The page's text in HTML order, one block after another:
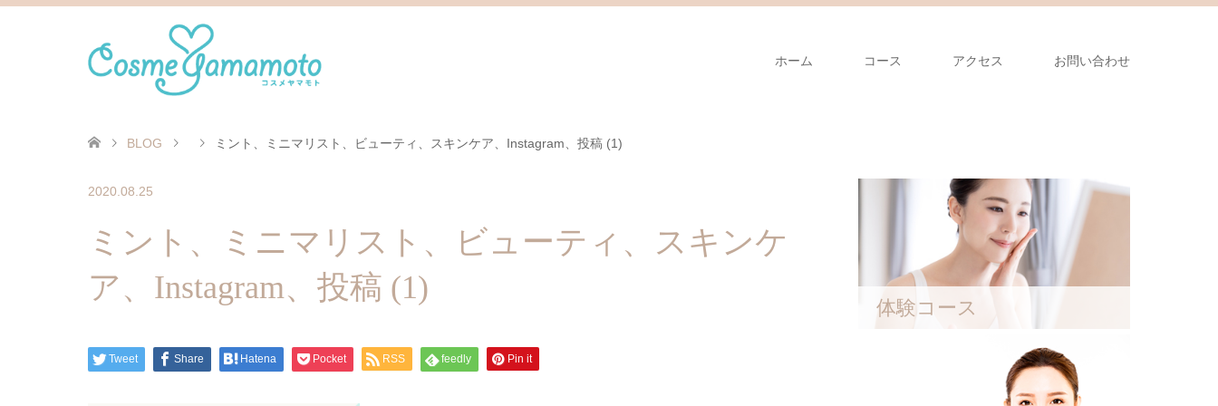
ホーム コース アクセス お問い合わせ
BLOG ミント、ミニマリスト、ビューティ、スキンケア、Instagram、投稿 (1)
2020.08.25
ミント、ミニマリスト、ビューティ、スキンケ
ア、Instagram、投稿 (1)
Tweet Share Hatena Pocket RSS feedly Pin it
体験コース